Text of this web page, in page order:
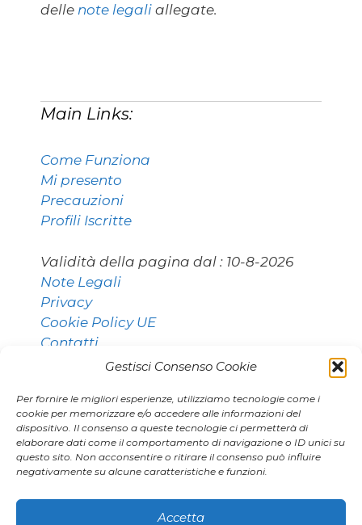
Gestisci Consenso Cookie
Per fornire le migliori esperienze, utilizziamo tecnologie come i
cookie per memorizzare e/o accedere alle informazioni del
dispositivo. Il consenso a queste tecnologie ci permetterà di
elaborare dati come il comportamento di navigazione o ID unici su
questo sito. Non acconsentire o ritirare il consenso può influire
negativamente su alcune caratteristiche e funzioni.
Accetta
delle note legali allegate.
Main Links:
Come Funziona
Mi presento
Precauzioni
Profili Iscritte
Validità della pagina dal : 10-8-2026
Note Legali
Privacy
Cookie Policy UE
Contatti
Contatti:
011 9531768 [Torino]
agenzia.marianna@gmail.com